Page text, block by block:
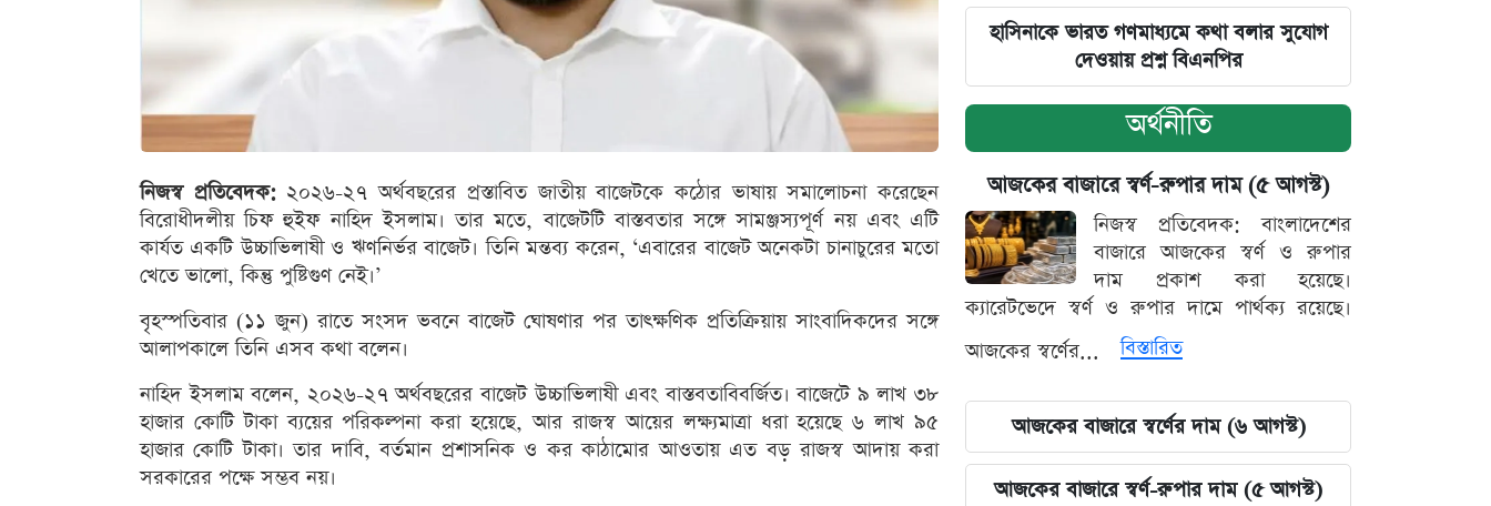
নিজস্ব প্রতিবেদক:২০২৬-২৭ অর্থবছরের প্রস্তাবিত জাতীয় বাজেটকে কঠোর ভাষায় সমালোচনা করেছেন
বিরোধীদলীয় চিফ হুইফ নাহিদ ইসলাম। তার মতে, বাজেটটি বাস্তবতার সঙ্গে সামঞ্জস্যপূর্ণ নয় এবং এটি
কার্যত একটি উচ্চাভিলাষী ও ঋণনির্ভর বাজেট। তিনি মন্তব্য করেন, ‘এবারের বাজেট অনেকটা চানাচুরের মতো
খেতে ভালো, কিন্তু পুষ্টিগুণ নেই।’
বৃহস্পতিবার (১১ জুন) রাতে সংসদ ভবনে বাজেট ঘোষণার পর তাৎক্ষণিক প্রতিক্রিয়ায় সাংবাদিকদের সঙ্গে
আলাপকালে তিনি এসব কথা বলেন।
নাহিদ ইসলাম বলেন, ২০২৬-২৭ অর্থবছরের বাজেট উচ্চাভিলাষী এবং বাস্তবতাবিবর্জিত। বাজেটে ৯ লাখ ৩৮
হাজার কোটি টাকা ব্যয়ের পরিকল্পনা করা হয়েছে, আর রাজস্ব আয়ের লক্ষ্যমাত্রা ধরা হয়েছে ৬ লাখ ৯৫
হাজার কোটি টাকা। তার দাবি, বর্তমান প্রশাসনিক ও কর কাঠামোর আওতায় এত বড় রাজস্ব আদায় করা
সরকারের পক্ষে সম্ভব নয়।
হাসিনাকে ভারত গণমাধ্যমে কথা বলার সুযোগ
দেওয়ায় প্রশ্ন বিএনপির
অর্থনীতি
আজকের বাজারে স্বর্ণ-রুপার দাম (৫ আগস্ট)
নিজস্ব প্রতিবেদক: বাংলাদেশের
বাজারে আজকের স্বর্ণ ও রুপার
দাম প্রকাশ করা হয়েছে।
ক্যারেটভেদে স্বর্ণ ও রুপার দামে পার্থক্য রয়েছে।
আজকের স্বর্ণের...
বিস্তারিত
আজকের বাজারে স্বর্ণের দাম (৬ আগস্ট)
আজকের বাজারে স্বর্ণ-রুপার দাম (৫ আগস্ট)